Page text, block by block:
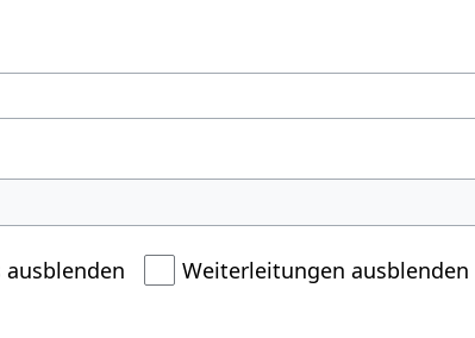
ausblenden Weiterleitungen ausblenden